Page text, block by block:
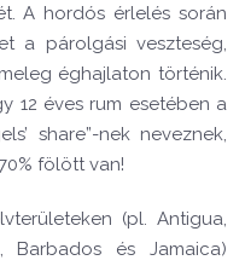
A hordós érlelés során
a párolgási veszteség,
éghajlaton történik.
12 éves rum esetében a
share”-nek neveznek,
fölött van!
(pl. Antigua,
Barbados és Jamaica)